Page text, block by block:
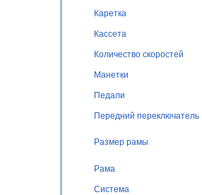
Каретка
Кассета
Количество скоростей
Манетки
Педали
Передний переключатель
Размер рамы
Рама
Система